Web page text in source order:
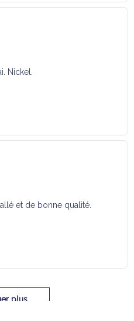
Nickel.
et de bonne qualité.
plus